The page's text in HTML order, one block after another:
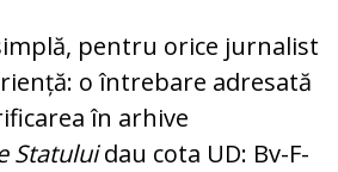
pentru orice jurnalist
o întrebare adresată
în arhive
Statuluidau cota UD: Bv-F-